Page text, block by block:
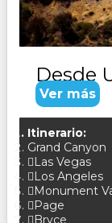
Desde
Ver más
Itinerario:
Grand Canyon
Las Vegas
Los Angeles
Monument
Page
Bryce